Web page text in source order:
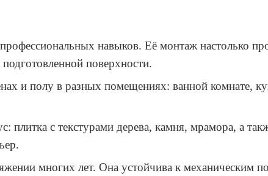
навыков. Её монтаж настолько
поверхности.
и полу в разных помещениях: ванной комнате,
плитка с текстурами дерева, камня, мрамора, а
многих лет. Она устойчива к механическим